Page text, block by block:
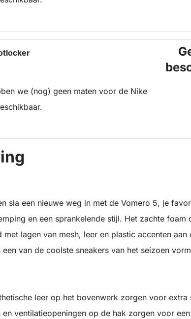
we (nog) geen maten voor de Nike
sla een nieuwe weg in met de Vomero 5, je
en een sprankelende stijl. Het zachte foam
lagen van mesh, leer en plastic accenten aan
van de coolste sneakers van het seizoen
leer op het bovenwerk zorgen voor extra
en ventilatieopeningen op de hak zorgen voor